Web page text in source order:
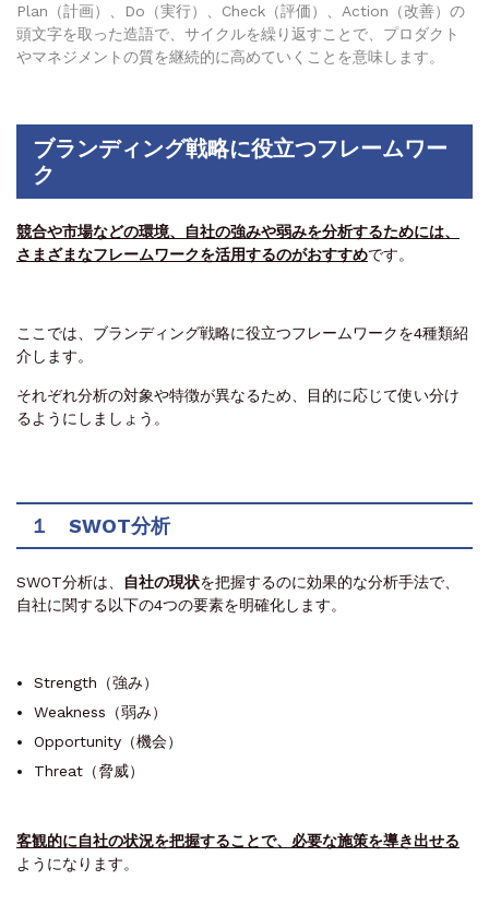
Plan（計画）、Do（実行）、Check（評価）、Action（改善）の
頭文字を取った造語で、サイクルを繰り返すことで、プロダクト
やマネジメントの質を継続的に高めていくことを意味します。
ブランディング戦略に役立つフレームワー
ク
競合や市場などの環境、自社の強みや弱みを分析するためには、
さまざまなフレームワークを活用するのがおすすめです。
ここでは、ブランディング戦略に役立つフレームワークを4種類紹
介します。
それぞれ分析の対象や特徴が異なるため、目的に応じて使い分け
るようにしましょう。
１ SWOT分析
SWOT分析は、 自社の現状を把握するのに効果的な分析手法で、
自社に関する以下の4つの要素を明確化します。
Strength（強み）
Weakness（弱み）
Opportunity（機会）
Threat（脅威）
客観的に自社の状況を把握することで、必要な施策を導き出せる
ようになります。